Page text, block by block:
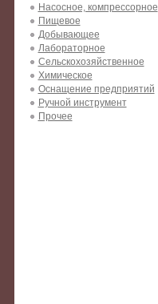
Насосное, компрессорное
Пищевое
Добывающее
Лабораторное
Сельскохозяйственное
Химическое
Оснащение предприятий
Ручной инструмент
Прочее